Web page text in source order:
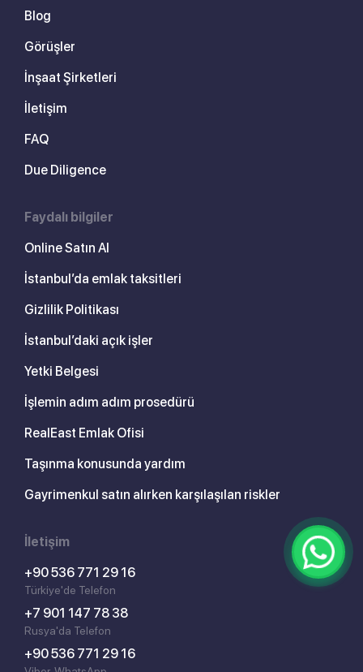
Blog
Görüşler
İnşaat Şirketleri
İletişim
FAQ
Due Diligence
Faydalı bilgiler
Online Satın Al
İstanbul’da emlak taksitleri
Gizlilik Politikası
İstanbul’daki açık işler
Yetki Belgesi
İşlemin adım adım prosedürü
RealEast Emlak Ofisi
Taşınma konusunda yardım
Gayrimenkul satın alırken karşılaşılan riskler
İletişim
+90 536 771 29 16
Türkiye'de Telefon
+7 901 147 78 38
Rusya'da Telefon
+90 536 771 29 16